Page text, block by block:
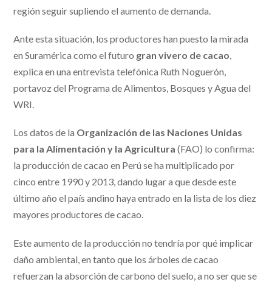
región seguir supliendo el aumento de demanda.
Ante esta situación, los productores han puesto la mirada
en Suramérica como el futuro gran vivero de cacao,
explica en una entrevista telefónica Ruth Noguerón,
portavoz del Programa de Alimentos, Bosques y Agua del
WRI.
Los datos de la Organización de las Naciones Unidas
para la Alimentación y la Agricultura (FAO) lo confirma:
la producción de cacao en Perú se ha multiplicado por
cinco entre 1990 y 2013, dando lugar a que desde este
último año el país andino haya entrado en la lista de los diez
mayores productores de cacao.
Este aumento de la producción no tendría por qué implicar
daño ambiental, en tanto que los árboles de cacao
refuerzan la absorción de carbono del suelo, a no ser que se